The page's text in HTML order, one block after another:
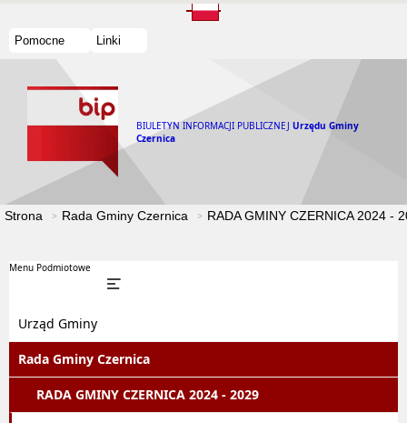
Pomocne Linki
BIULETYN INFORMACJI PUBLICZNEJ Urzędu Gminy
Czernica
Strona Rada Gminy Czernica RADA GMINY CZERNICA 2024 -
Menu Podmiotowe
Urząd Gminy
Rada Gminy Czernica
RADA GMINY CZERNICA 2024 - 2029